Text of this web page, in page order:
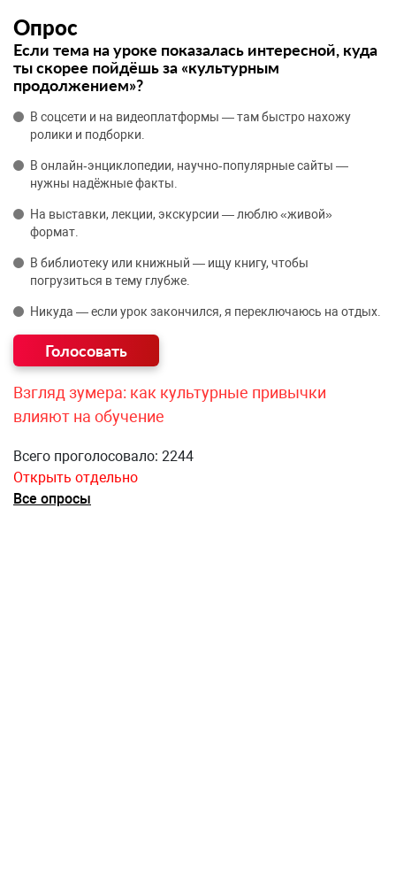
Опрос
Если тема на уроке показалась интересной, куда
ты скорее пойдёшь за «культурным
продолжением»?
В соцсети и на видеоплатформы — там быстро нахожу
ролики и подборки.
В онлайн‑энциклопедии, научно‑популярные сайты —
нужны надёжные факты.
На выставки, лекции, экскурсии — люблю «живой»
формат.
В библиотеку или книжный — ищу книгу, чтобы
погрузиться в тему глубже.
Никуда — если урок закончился, я переключаюсь на отдых.
Взгляд зумера: как культурные привычки
влияют на обучение
Всего проголосовало: 2244
Открыть отдельно
Все опросы